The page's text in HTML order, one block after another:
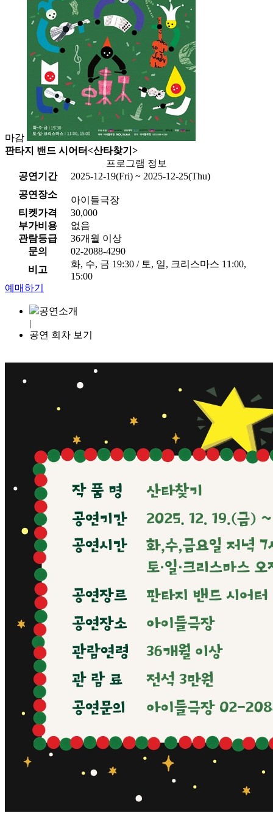
마감
판타지 밴드 시어터<산타찾기>
프로그램 정보
공연기간
2025-12-19(Fri) ~ 2025-12-25(Thu)
공연장소
아이들극장
티켓가격
30,000
부가비용
없음
관람등급
36개월 이상
문의
02-2088-4290
비고
화, 수, 금 19:30 / 토, 일, 크리스마스 11:00,
15:00
예매하기
공연소개
|
공연 회차 보기